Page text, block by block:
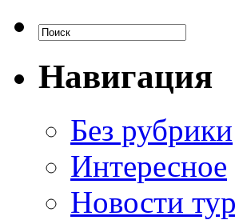
Навигация
Без рубрики
Интересное
Новости